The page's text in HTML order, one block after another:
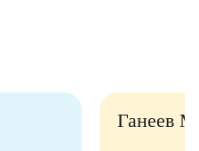
Ганеев